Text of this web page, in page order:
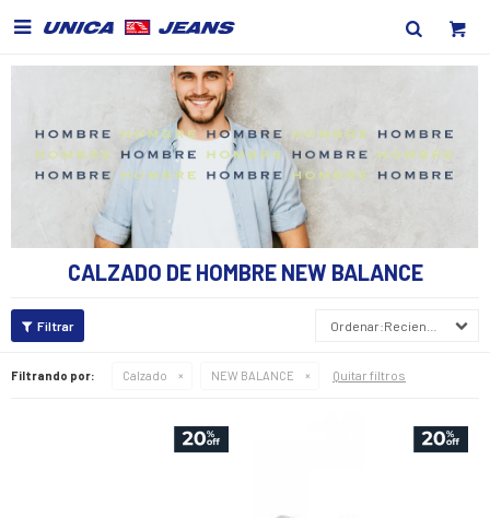

CALZADO DE HOMBRE NEW BALANCE
Recientes
Filtrando por: Calzado NEW BALANCE Quitar filtros